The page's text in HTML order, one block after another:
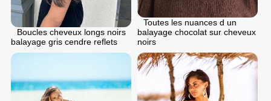
Toutes les nuances d un
balayage chocolat sur cheveux
noirs
Boucles cheveux longs noirs
balayage gris cendre reflets